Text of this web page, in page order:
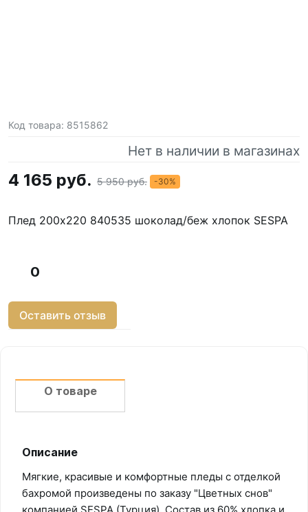
Код товара: 8515862
Нет в наличии в магазинах
4 165 руб. 5 950 руб. -30%
Плед 200х220 840535 шоколад/беж хлопок SESPA
0
Оставить отзыв
О товаре
Описание
Мягкие, красивые и комфортные пледы с отделкой
бахромой произведены по заказу "Цветных снов"